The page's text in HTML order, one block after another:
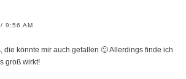
9:56 AM
die könnte mir auch gefallen 🙂 Allerdings finde ich
groß wirkt!